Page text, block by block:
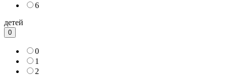
6
детей
0
0
1
2